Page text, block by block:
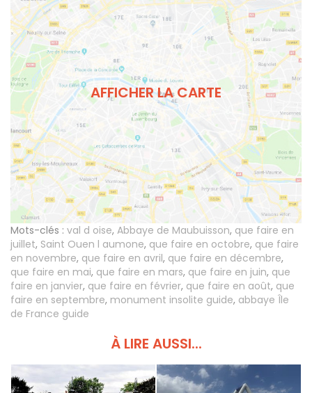
AFFICHER LA CARTE
Mots-clés : val d oise, Abbaye de Maubuisson, que faire en
juillet, Saint Ouen l aumone, que faire en octobre, que faire
en novembre, que faire en avril, que faire en décembre,
que faire en mai, que faire en mars, que faire en juin, que
faire en janvier, que faire en février, que faire en août, que
faire en septembre, monument insolite guide, abbaye Île
de France guide
À LIRE AUSSI...